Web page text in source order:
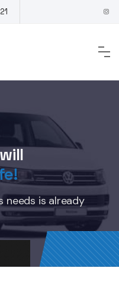
needs is already